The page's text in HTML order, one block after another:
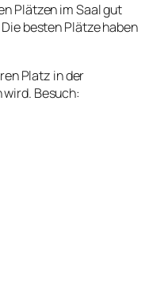
Plätzen im Saal gut
besten Plätze haben
Platz in der
Besuch: